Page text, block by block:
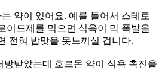
약이 있어요. 예를 들어서 스테로
이드제를 먹으면 식욕이 막 폭발을
전혀 밥맛을 못느끼실 겁니다.
받았는데 호르몬 약이 식욕 촉진을